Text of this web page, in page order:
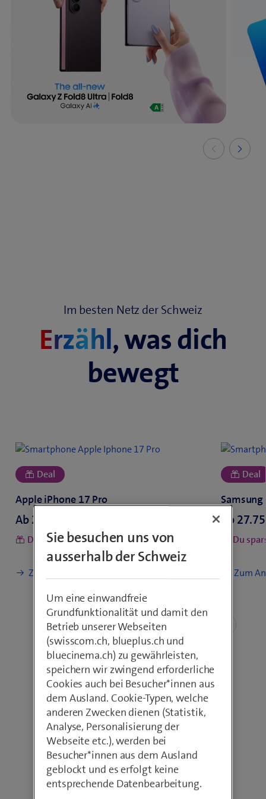
Im besten Netz der Schweiz
Erzähl, was dich
bewegt
Ab
Du sparst mit blue Mobile L
Ab
Du
Aktuelle Angebote und Tipps
Lass dich
Sie besuchen uns von
ausserhalb der Schweiz
Um eine einwandfreie
Grundfunktionalität und damit den
Betrieb unserer Webseiten
(swisscom.ch, blueplus.ch und
bluecinema.ch) zu gewährleisten,
speichern wir zwingend erforderliche
Cookies auch bei Besucher*innen aus
dem Ausland. Cookie-Typen, welche
anderen Zwecken dienen (Statistik,
Analyse, Personalisierung der
Webseite etc.), werden bei
Besucher*innen aus dem Ausland
geblockt und es erfolgt keine
entsprechende Datenbearbeitung.